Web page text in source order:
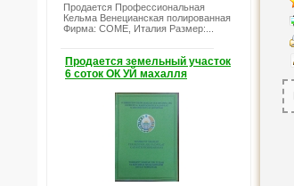
Продается Профессиональная
Кельма Венецианская полированная
Фирма: COME, Италия Размер:...
Продается земельный участок
6 соток ОК УЙ махалля